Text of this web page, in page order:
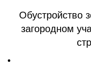
Обустройство
загородном